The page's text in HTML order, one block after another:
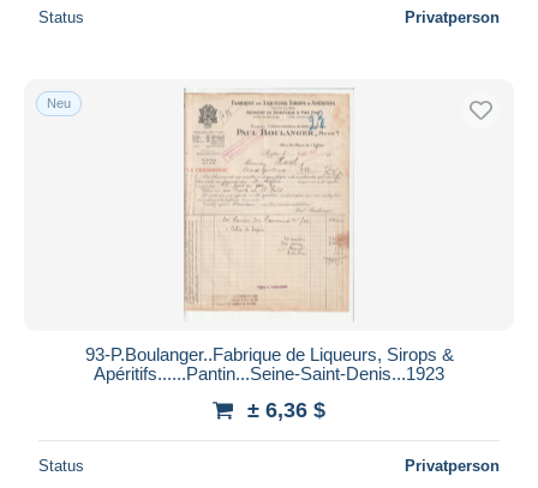
Status Privatperson
Neu
93-P.Boulanger..Fabrique de Liqueurs, Sirops &
Apéritifs......Pantin...Seine-Saint-Denis...1923
± 6,36 $
Status Privatperson